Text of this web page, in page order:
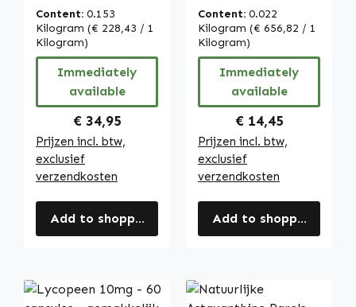
capsules -
gemakkelijk door
te slikken - met
zeaxanthine,
bèta-caroteen,
lycopeen en
meer - vegan |
Vitalstoffe
Content: 0.153
Kilogram (€ 228,43 / 1
Kilogram)
Immediately
available
Regular price:
€ 34,95
Prijzen incl. btw,
exclusief
verzendkosten
Add to shopping cart
capsules - met
zeaxanthine -
gemakkelijk door
te slikken - vegan
| Warnke
Vitalstoffe
Content: 0.022
Kilogram (€ 656,82 / 1
Kilogram)
Immediately
available
Regular price:
€ 14,45
Prijzen incl. btw,
exclusief
verzendkosten
Add to shopping cart